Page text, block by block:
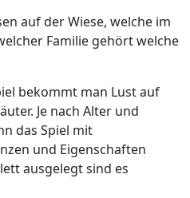
auf der Wiese, welche im
Familie gehört welche
bekommt man Lust auf
Je nach Alter und
das Spiel mit
und Eigenschaften
ausgelegt sind es